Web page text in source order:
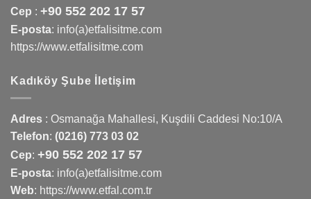
Cep : +90 552 202 17 57
E-posta: info(a)etfalisitme.com
https://www.etfalisitme.com
Kadıköy Şube İletişim
Adres : Osmanağa Mahallesi, Kuşdili Caddesi No:10/A
Telefon: (0216) 773 03 02
Cep: +90 552 202 17 57
E-posta: info(a)etfalisitme.com
Web: https://www.etfal.com.tr